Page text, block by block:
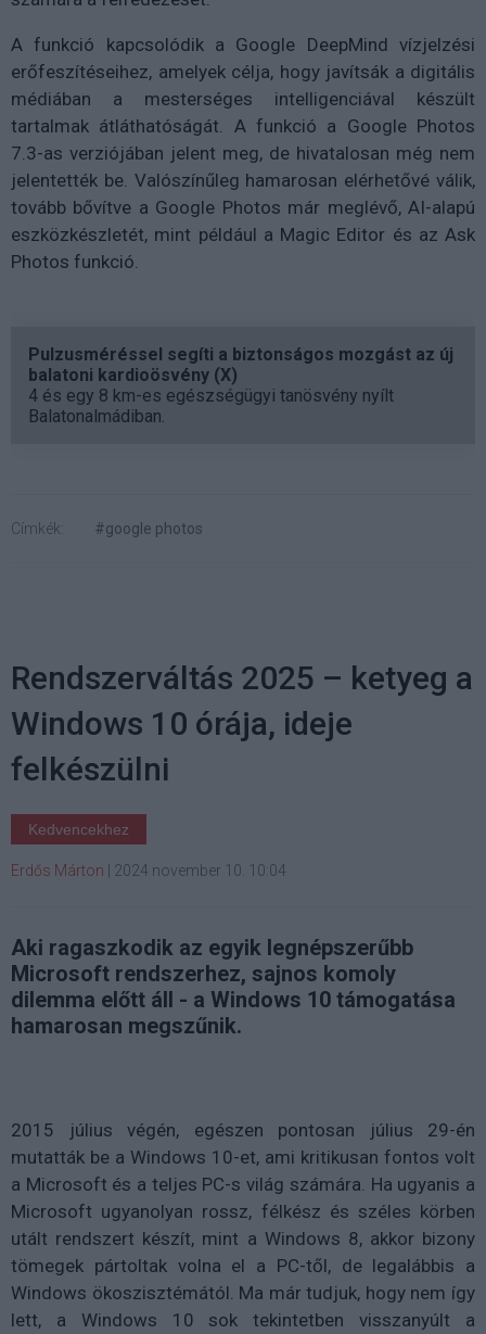
A funkció kapcsolódik a Google DeepMind vízjelzési
erőfeszítéseihez, amelyek célja, hogy javítsák a digitális
médiában a mesterséges intelligenciával készült
tartalmak átláthatóságát. A funkció a Google Photos
7.3-as verziójában jelent meg, de hivatalosan még nem
jelentették be. Valószínűleg hamarosan elérhetővé válik,
tovább bővítve a Google Photos már meglévő, AI-alapú
eszközkészletét, mint például a Magic Editor és az Ask
Photos funkció.
Pulzusméréssel segíti a biztonságos mozgást az új
balatoni kardioösvény (X)
4 és egy 8 km-es egészségügyi tanösvény nyílt
Balatonalmádiban.
Címkék: #google photos
Rendszerváltás 2025 – ketyeg a
Windows 10 órája, ideje
felkészülni
Kedvencekhez
Erdős Márton | 2024 november 10. 10:04
Aki ragaszkodik az egyik legnépszerűbb
Microsoft rendszerhez, sajnos komoly
dilemma előtt áll - a Windows 10 támogatása
hamarosan megszűnik.
2015 július végén, egészen pontosan július 29-én
mutatták be a Windows 10-et, ami kritikusan fontos volt
a Microsoft és a teljes PC-s világ számára. Ha ugyanis a
Microsoft ugyanolyan rossz, félkész és széles körben
utált rendszert készít, mint a Windows 8, akkor bizony
tömegek pártoltak volna el a PC-től, de legalábbis a
Windows ökoszisztémától. Ma már tudjuk, hogy nem így
lett, a Windows 10 sok tekintetben visszanyúlt a